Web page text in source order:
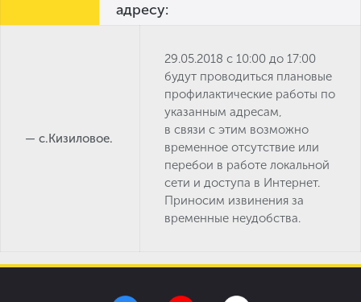
адресу:
— с.Кизиловое.
29.05.2018 с 10:00 до 17:00
будут проводиться плановые
профилактические работы по
указанным адресам,
в связи с этим возможно
временное отсутствие или
перебои в работе локальной
сети и доступа в Интернет.
Приносим извинения за
временные неудобства.